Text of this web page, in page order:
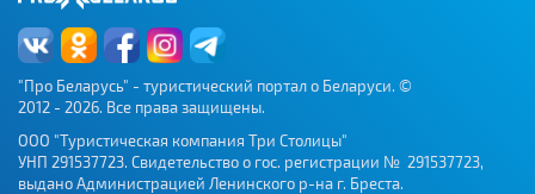
"Про Беларусь" - туристический портал о Беларуси. ©
2012 - 2026. Все права защищены.
ООО "Туристическая компания Три Столицы"
УНП 291537723. Свидетельство о гос. регистрации № 291537723,
выдано Администрацией Ленинского р-на г. Бреста.